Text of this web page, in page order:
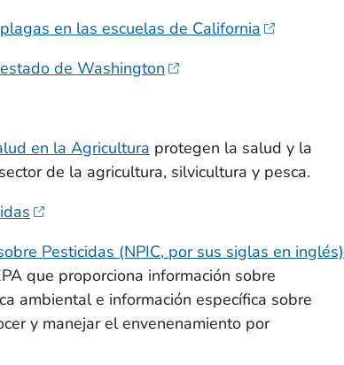
en las escuelas de California
de Washington
en la Agricultura protegen la salud y la
de la agricultura, silvicultura y pesca.
Pesticidas (NPIC, por sus siglas en inglés)
que proporciona información sobre
ambiental e información específica sobre
y manejar el envenenamiento por